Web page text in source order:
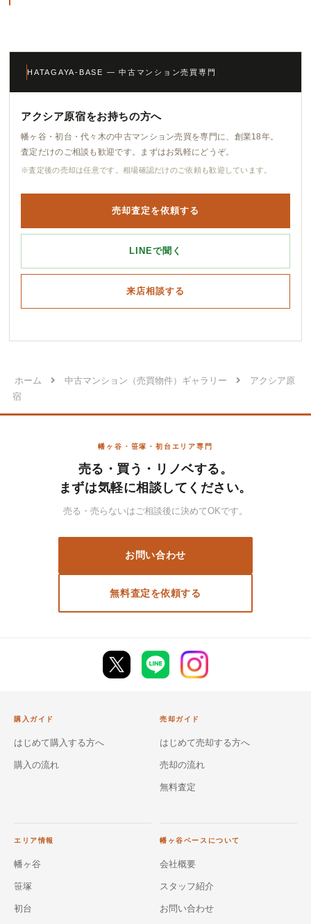
HATAGAYA-BASE — 中古マンション売買専門
アクシア原宿をお持ちの方へ
幡ヶ谷・初台・代々木の中古マンション売買を専門に、創業18年。
査定だけのご相談も歓迎です。まずはお気軽にどうぞ。
※査定後の売却は任意です。相場確認だけのご依頼も歓迎しています。
売却査定を依頼する
LINEで聞く
来店相談する
ホーム 中古マンション（売買物件）ギャラリー
アクシア原
宿
幡ヶ谷・笹塚・初台エリア専門
売る・買う・リノベする。
まずは気軽に相談してください。
売る・売らないはご相談後に決めてOKです。
お問い合わせ
無料査定を依頼する
購入ガイド
はじめて購入する方へ
購入の流れ
売却ガイド
はじめて売却する方へ
売却の流れ
無料査定
エリア情報
幡ヶ谷
笹塚
初台
幡ヶ谷ベースについて
会社概要
スタッフ紹介
お問い合わせ